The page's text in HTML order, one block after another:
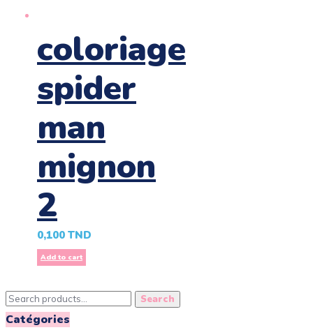
coloriage
spider
man
mignon
2
0,100 TND
Add to cart
Search
for:
Search
Catégories